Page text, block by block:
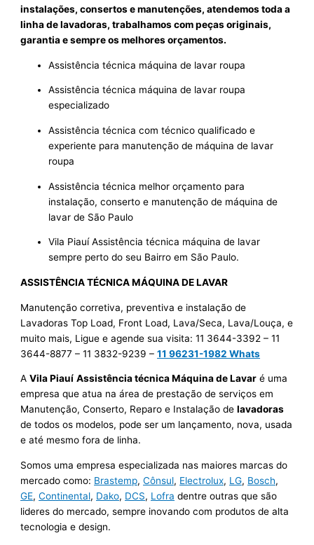
instalações, consertos e manutenções, atendemos toda a
linha de lavadoras, trabalhamos com peças originais,
garantia e sempre os melhores orçamentos.
Assistência técnica máquina de lavar roupa
Assistência técnica máquina de lavar roupa
especializado
Assistência técnica com técnico qualificado e
experiente para manutenção de máquina de lavar
roupa
Assistência técnica melhor orçamento para
instalação, conserto e manutenção de máquina de
lavar de São Paulo
Vila Piauí Assistência técnica máquina de lavar
sempre perto do seu Bairro em São Paulo.
ASSISTÊNCIA TÉCNICA MÁQUINA DE LAVAR
Manutenção corretiva, preventiva e instalação de
Lavadoras Top Load, Front Load, Lava/Seca, Lava/Louça, e
muito mais, Ligue e agende sua visita: 11 3644-3392 – 11
3644-8877 – 11 3832-9239 –11 96231-1982 Whats
AVila Piauí Assistência técnica Máquina de Lavar é uma
empresa que atua na área de prestação de serviços em
Manutenção, Conserto, Reparo e Instalação delavadoras
de todos os modelos, pode ser um lançamento, nova, usada
e até mesmo fora de linha.
Somos uma empresa especializada nas maiores marcas do
mercado como: Brastemp,Cônsul, Electrolux, LG, Bosch,
GE,Continental, Dako, DCS, Lofra dentre outras que são
lideres do mercado, sempre inovando com produtos de alta
tecnologia e design.